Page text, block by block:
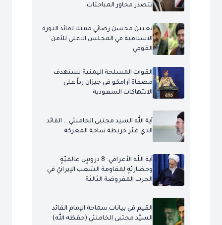
تتصدر محاور المباحثات
تعيين محسن رضائي ممثلا لقائد الثورة
الاسلامية في المجلس الاعلى للأمن
القومي
القوات المسلحة اليمنية تستهدف
مصفاة أرامكو في جيزان رداً على
الانتهاكات السعودية
آية الله السيد مجتبى الخامنئي .. القائد
الذي غيّر خريطة ساحة المعركة
آية اللّه الأعرافي: 8 دروسٍ عالميّةٍ
وحضاريّةٍ لمقاومة الشعب الإيرانيّ في
الحرب المفروضة الثالثة
القيم في بيانات سماحة الإمام القائد
السيّد مجتبى الخامنئي (حفظه الله)